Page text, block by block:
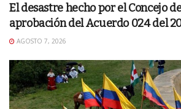
El desastre hecho por el Concejo
aprobación del Acuerdo 024 del
AGOSTO 7, 2026